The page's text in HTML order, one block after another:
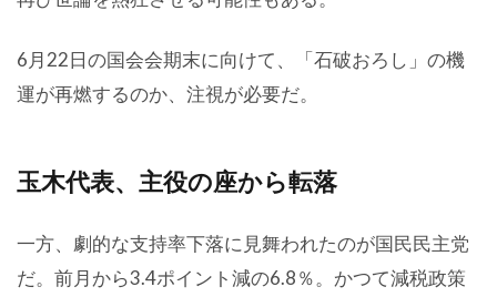
6月22日の国会会期末に向けて、「石破おろし」の機
運が再燃するのか、注視が必要だ。
玉木代表、主役の座から転落
一方、劇的な支持率下落に見舞われたのが国民民主党
だ。前月から3.4ポイント減の6.8％。かつて減税政策